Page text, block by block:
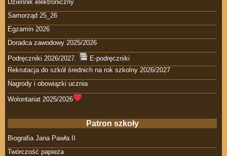
Dziennik elektroniczny
Samorząd 25_26
Egzamin 2026
Doradca zawodowy 2025/2026
Podręczniki 2026/2027.
E-podręczniki
Rekrutacja do szkół średnich na rok szkolny 2026/2027
Nagrody i obowiązki ucznia
Wolontariat 2025/2026
Patron szkoły
Biografia Jana Pawła II
Twórczość papieża